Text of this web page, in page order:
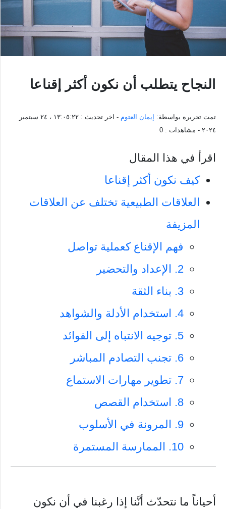
النجاح يتطلب أن نكون أكثر إقناعا
تمت تحريره بواسطة: إيمان العتوم - اخر تحديث :
١٣:٠٥:٢٢ ، ٢٤ سبتمبر
٢٠٢٤ - مشاهدات : 0
اقرأ في هذا المقال
كيف نكون أكثر إقناعا
العلاقات الطبيعية تختلف عن العلاقات
المزيفة
فهم الإقناع كعملية تواصل
2. الإعداد والتحضير
3. بناء الثقة
4. استخدام الأدلة والشواهد
5. توجيه الانتباه إلى الفوائد
6. تجنب التصادم المباشر
7. تطوير مهارات الاستماع
8. استخدام القصص
9. المرونة في الأسلوب
10. الممارسة المستمرة
أحياناً ما نتحدّث أنَّنا إذا رغبنا في أن نكون